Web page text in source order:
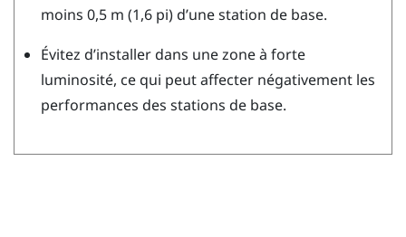
moins 0,5 m (1,6 pi) d’une station de base.
Évitez d’installer dans une zone à forte
luminosité, ce qui peut affecter négativement les
performances des stations de base.